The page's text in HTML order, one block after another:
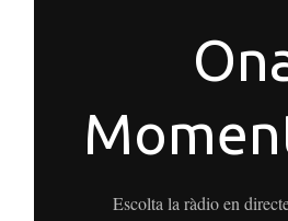
Escolta la ràdio en